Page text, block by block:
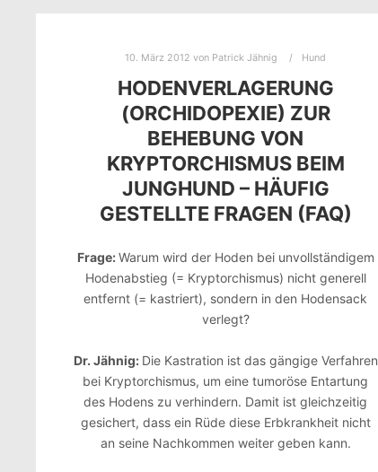
10. März 2012 von Patrick Jähnig Hund
HODENVERLAGERUNG
(ORCHIDOPEXIE) ZUR
BEHEBUNG VON
KRYPTORCHISMUS BEIM
JUNGHUND – HÄUFIG
GESTELLTE FRAGEN (FAQ)
Frage:Warum wird der Hoden bei unvollständigem
Hodenabstieg (= Kryptorchismus) nicht generell
entfernt (= kastriert), sondern in den Hodensack
verlegt?
Dr. Jähnig: Die Kastration ist das gängige Verfahren
bei Kryptorchismus, um eine tumoröse Entartung
des Hodens zu verhindern. Damit ist gleichzeitig
gesichert, dass ein Rüde diese Erbkrankheit nicht
an seine Nachkommen weiter geben kann.